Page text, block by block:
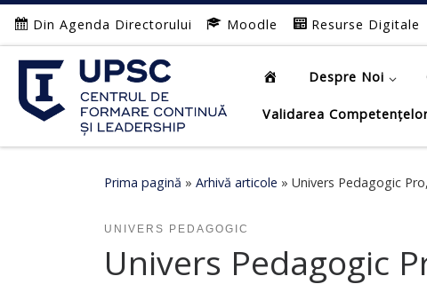
Afișează întregul conținut
Din Agenda Directorului Moodle Resurse Digitale
Despre Noi
Validarea
Prima pagină » Arhivă articole » Univers Pedagogic
UNIVERS PEDAGOGIC
Univers Pedagogic